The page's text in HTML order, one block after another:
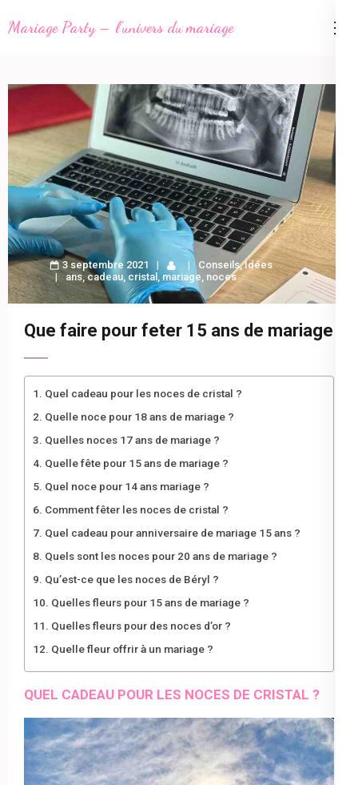
au
(Pressez
Mariage Party – l'univers du mariage
3 septembre 2021 Conseils,Idées
ans,cadeau, cristal ,mariage, noces
Que faire pour feter 15 ans de mariage
Quel cadeau pour les noces de cristal ?
Quelle noce pour 18 ans de mariage ?
Quelles noces 17 ans de mariage ?
Quelle fête pour 15 ans de mariage ?
Quel noce pour 14 ans mariage ?
Comment fêter les noces de cristal ?
Quel cadeau pour anniversaire de mariage 15 ans ?
Quels sont les noces pour 20 ans de mariage ?
Qu’est-ce que les noces de Béryl ?
Quelles fleurs pour 15 ans de mariage ?
Quelles fleurs pour des noces d’or ?
Quelle fleur offrir à un mariage ?
QUEL CADEAU POUR LES NOCES DE CRISTAL ?